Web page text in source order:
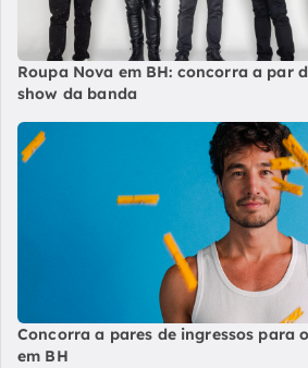
Roupa Nova em BH: concorra a par
show da banda
Concorra a pares de ingressos para
em BH